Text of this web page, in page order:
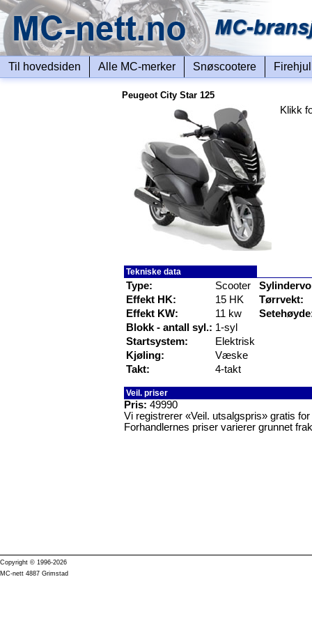
Til hovedsiden Alle MC-merker Snøscootere
Peugeot City Star 125
Klikk
Tekniske data
Type:
Scooter
Effekt HK:
15 HK
Effekt KW:
11 kw
Blokk - antall syl.: 1-syl
Startsystem:
Elektrisk
Kjøling:
Væske
Takt:
4-takt
Tørrvekt:
Veil. priser
Pris: 49990
Vi registrerer «Veil. utsalgspris» gratis
Forhandlernes priser varierer grunnet
Copyright © 1996-2026
MC-nett 4887 Grimstad